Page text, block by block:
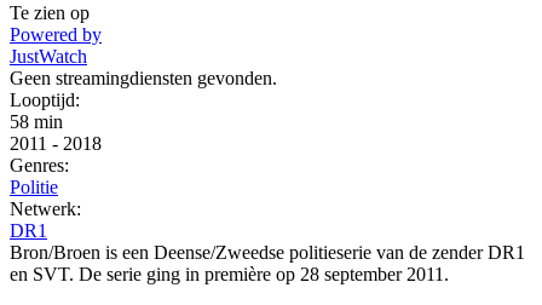
Te zien op
Powered by
JustWatch
Geen streamingdiensten gevonden.
Looptijd:
58 min
2011 - 2018
Genres:
Politie
Netwerk:
DR1
Bron/Broen is een Deense/Zweedse politieserie van de zender DR1
en SVT. De serie ging in première op 28 september 2011.